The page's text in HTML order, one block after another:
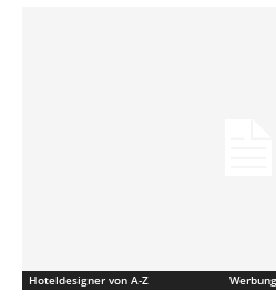
Hoteldesigner von A-Z Werbung